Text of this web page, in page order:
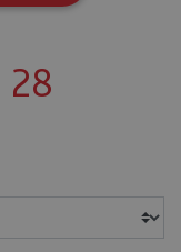
28